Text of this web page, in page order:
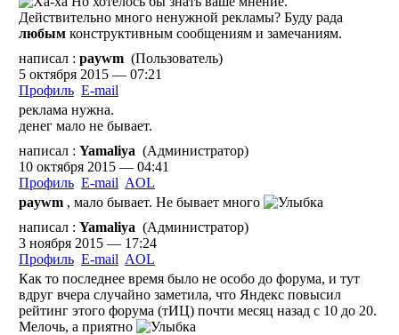
Действительно много ненужной рекламы? Буду рада
любым конструктивным сообщениям и замечаниям.
написал : paywm (Пользователь)
5 октября 2015 — 07:21
Профиль E-mail
реклама нужна.
денег мало не бывает.
написал : Yamaliya (Администратор)
10 октября 2015 — 04:41
Профиль E-mail AOL
paywm , мало бывает. Не бывает много
написал : Yamaliya (Администратор)
3 ноября 2015 — 17:24
Профиль E-mail AOL
Как то последнее время было не особо до форума, и тут
вдруг вчера случайно заметила, что Яндекс повысил
рейтинг этого форума (тИЦ) почти месяц назад с 10 до 20.
Мелочь, а приятно